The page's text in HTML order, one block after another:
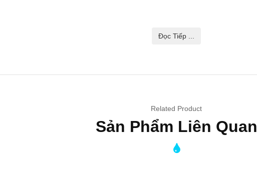
Đọc Tiếp ...
Related Product
Sản Phẩm Liên Quan